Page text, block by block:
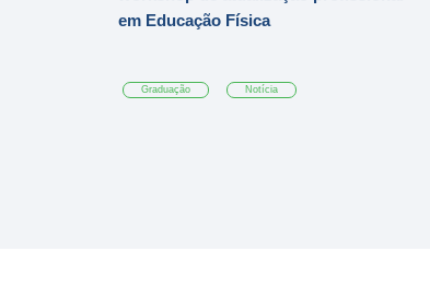
em Educação Física
Graduação Notícia